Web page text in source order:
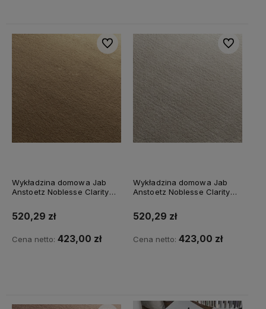
Wykładzina domowa Jab
Anstoetz Noblesse Clarity
520,29 zł
Cena netto: 423,00 zł
Do ulubionych
Wykładzina domowa Jab
Anstoetz Noblesse Clarity
520,29 zł
Cena netto: 423,00 zł
Do